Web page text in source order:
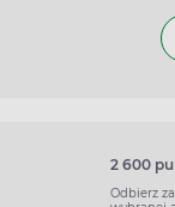
2 600
Odbierz